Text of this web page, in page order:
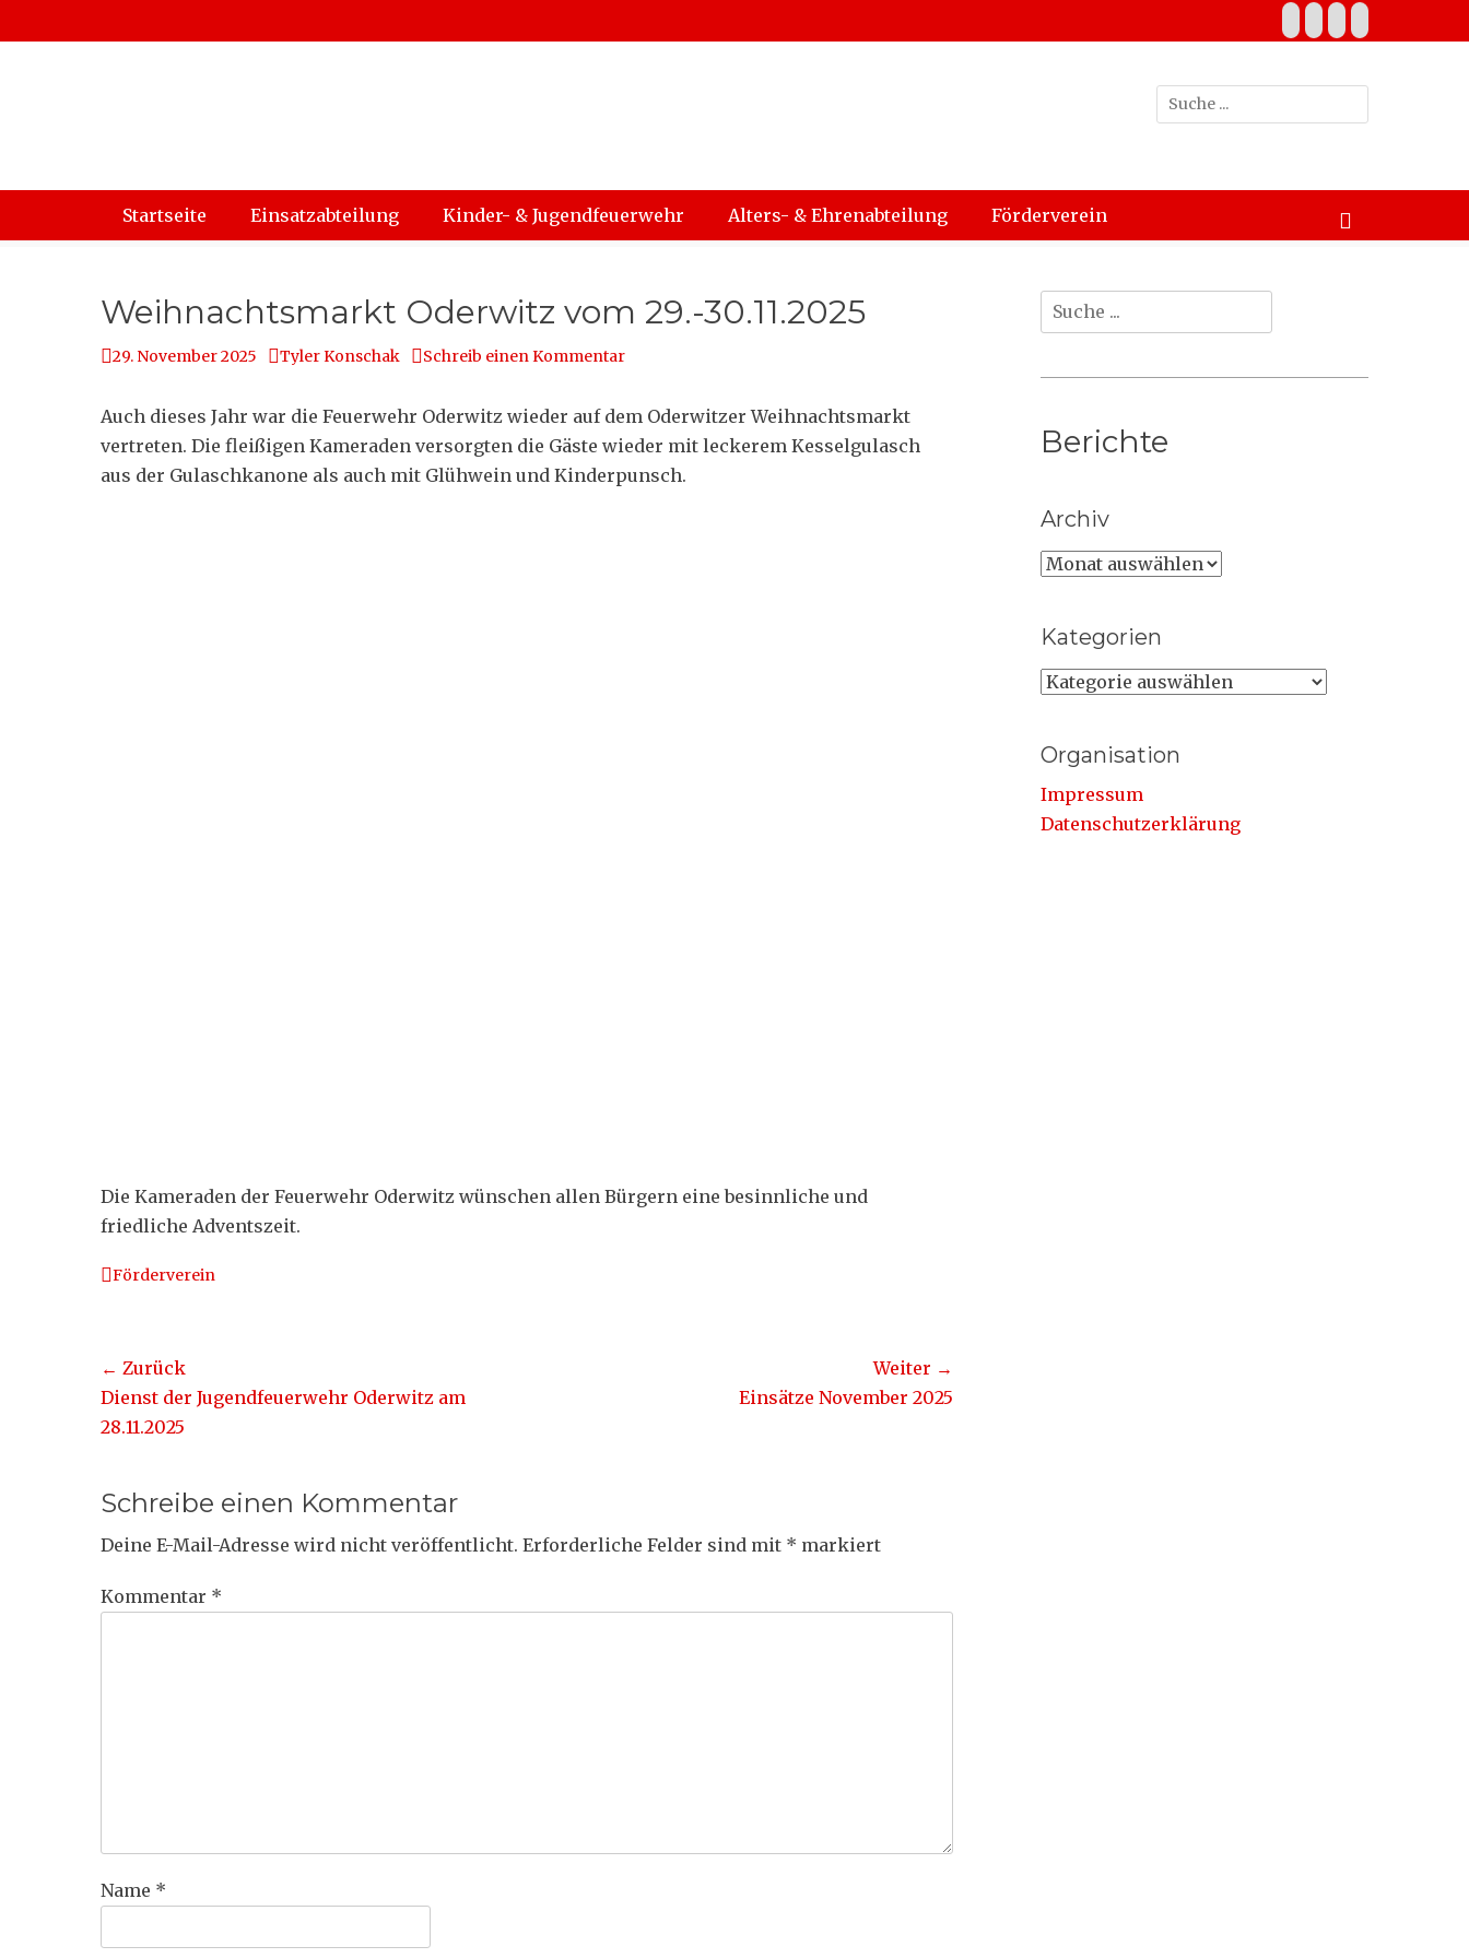
Inhalt
Suche
nach:
Hauptmenü
Startseite Einsatzabteilung Kinder- & Jugendfeuerwehr Alters- & Ehrenabteilung Förderverein
Weihnachtsmarkt Oderwitz vom 29.-30.11.2025
Posted
29. November 2025 Autor
Tyler Konschak Schreib einen Kommentar
Auch dieses Jahr war die Feuerwehr Oderwitz wieder auf dem Oderwitzer Weihnachtsmarkt
vertreten. Die fleißigen Kameraden versorgten die Gäste wieder mit leckerem Kesselgulasch
aus der Gulaschkanone als auch mit Glühwein und Kinderpunsch.
Die Kameraden der Feuerwehr Oderwitz wünschen allen Bürgern eine besinnliche und
friedliche Adventszeit.
Kategorien
Förderverein
Beitragsnavigation
← Zurück
Vorheriger
Beitrag:
Dienst der Jugendfeuerwehr Oderwitz am
28.11.2025
Weiter →
Einsätze November 2025
Schreibe einen Kommentar
Deine E-Mail-Adresse wird nicht veröffentlicht. Erforderliche Felder sind mit * markiert
Kommentar *
Name *
Suche
nach:
Berichte
Archiv
Archiv
Kategorien
Kategorien
Organisation
Impressum
Datenschutzerklärung